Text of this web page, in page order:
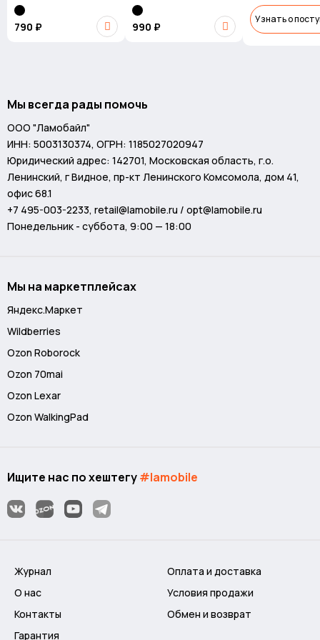
790 ₽ 990 ₽
Узнать о
Мы всегда рады помочь
ООО "Ламобайл"
ИНН: 5003130374, ОГРН: 1185027020947
Юридический адрес: 142701, Московская область, г.о.
Ленинский, г Видное, пр-кт Ленинского Комсомола, дом 41,
офис 68.1
+7 495-003-2233, retail@lamobile.ru / opt@lamobile.ru
Понедельник - суббота, 9:00 — 18:00
Журнал
О нас
Контакты
Гарантия
Оплата и доставка
Условия продажи
Обмен и возврат
Мы на маркетплейсах
Яндекс.Маркет
Wildberries
Ozon Roborock
Ozon 70mai
Ozon Lexar
Ozon WalkingPad
Ищите нас по хештегу#lamobile